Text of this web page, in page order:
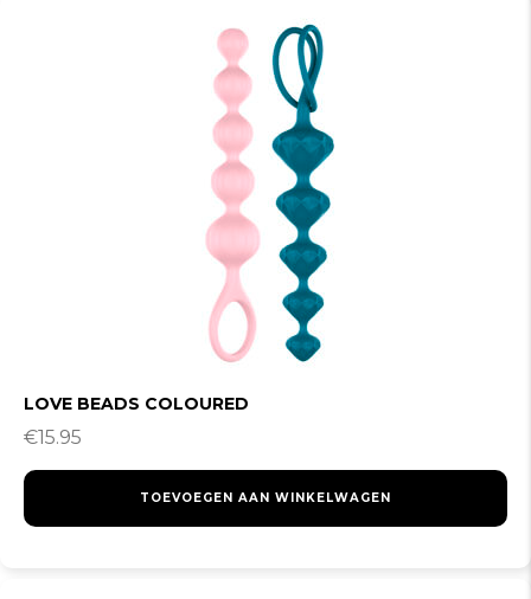
LOVE BEADS COLOURED
€15.95
TOEVOEGEN AAN WINKELWAGEN